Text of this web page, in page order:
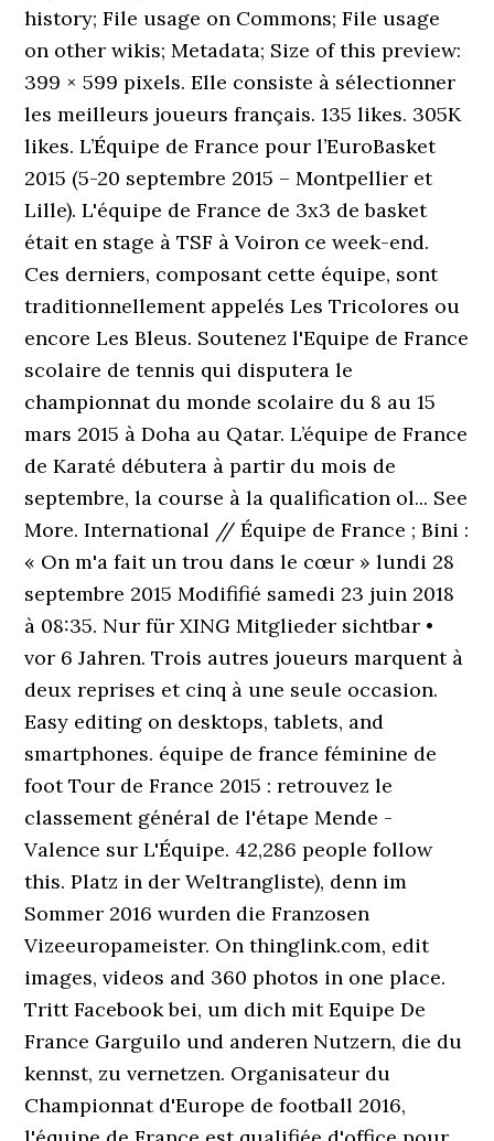
history; File usage on Commons; File usage
on other wikis; Metadata; Size of this preview:
399 × 599 pixels. Elle consiste à sélectionner
les meilleurs joueurs français. 135 likes. 305K
likes. L’Équipe de France pour l’EuroBasket
2015 (5-20 septembre 2015 – Montpellier et
Lille). L'équipe de France de 3x3 de basket
était en stage à TSF à Voiron ce week-end.
Ces derniers, composant cette équipe, sont
traditionnellement appelés Les Tricolores ou
encore Les Bleus. Soutenez l'Equipe de France
scolaire de tennis qui disputera le
championnat du monde scolaire du 8 au 15
mars 2015 à Doha au Qatar. L’équipe de France
de Karaté débutera à partir du mois de
septembre, la course à la qualification ol... See
More. International // Équipe de France ; Bini :
« On m'a fait un trou dans le cœur » lundi 28
septembre 2015 Modififié samedi 23 juin 2018
à 08:35. Nur für XING Mitglieder sichtbar •
vor 6 Jahren. Trois autres joueurs marquent à
deux reprises et cinq à une seule occasion.
Easy editing on desktops, tablets, and
smartphones. équipe de france féminine de
foot Tour de France 2015 : retrouvez le
classement général de l'étape Mende -
Valence sur L'Équipe. 42,286 people follow
this. Platz in der Weltrangliste), denn im
Sommer 2016 wurden die Franzosen
Vizeeuropameister. On thinglink.com, edit
images, videos and 360 photos in one place.
Tritt Facebook bei, um dich mit Equipe De
France Garguilo und anderen Nutzern, die du
kennst, zu vernetzen. Organisateur du
Championnat d'Europe de football 2016,